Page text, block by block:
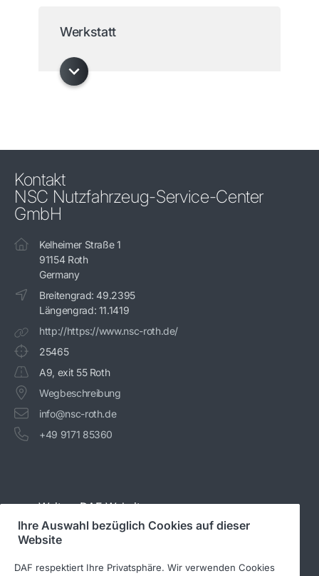
Werkstatt
Kontakt
NSC Nutzfahrzeug-Service-Center
GmbH
Kelheimer Straße 1
91154 Roth
Germany
Breitengrad: 49.2395
Längengrad: 11.1419
http://https://www.nsc-roth.de/
25465
A9, exit 55 Roth
Wegbeschreibung
info@nsc-roth.de
+49 9171 85360
Weitere DAF-Websites
PACCAR Power Solutions
Ihre Auswahl bezüglich Cookies auf dieser
Website
DAF respektiert Ihre Privatsphäre. Wir verwenden Cookies